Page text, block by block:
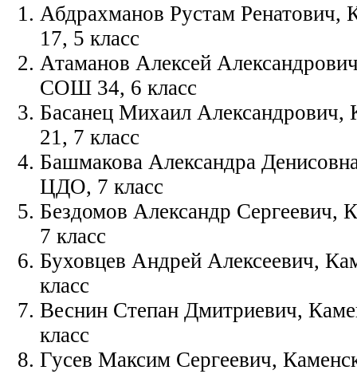
Абдрахманов Рустам
17, 5 класс
Атаманов Алексей
СОШ 34, 6 класс
Басанец Михаил
21, 7 класс
Башмакова Александра
ЦДО, 7 класс
Бездомов Александр
7 класс
Буховцев Андрей Алексеевич,
класс
Веснин Степан Дмитриевич,
класс
Гусев Максим Сергеевич,